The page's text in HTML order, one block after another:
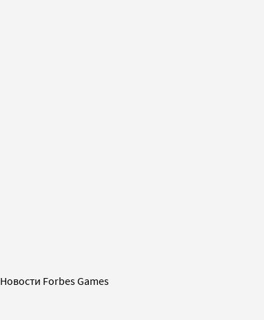
Новости Forbes Games